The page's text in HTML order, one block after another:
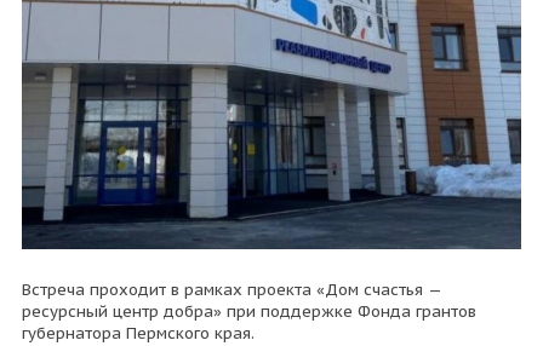
Встреча проходит в рамках проекта «Дом счастья —
ресурсный центр добра» при поддержке Фонда грантов
губернатора Пермского края.